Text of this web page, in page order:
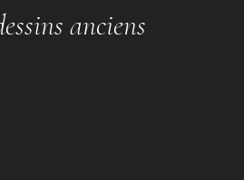
anciens